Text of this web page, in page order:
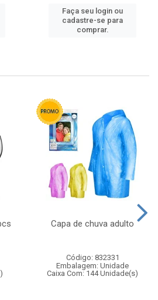
Faça seu login ou
cadastre-se para
comprar.
Capa de chuva adulto
Código: 832331
Embalagem: Unidade
Caixa Com: 144 Unidade(s)